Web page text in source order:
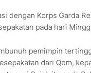
dengan Korps Garda
pada hari
pemimpin
dari Qom,